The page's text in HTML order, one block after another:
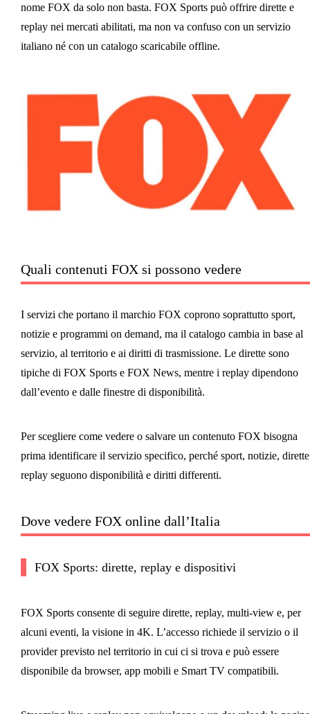
nome FOX da solo non basta. FOX Sports può offrire dirette e
replay nei mercati abilitati, ma non va confuso con un servizio
italiano né con un catalogo scaricabile offline.
Quali contenuti FOX si possono vedere
I servizi che portano il marchio FOX coprono soprattutto sport,
notizie e programmi on demand, ma il catalogo cambia in base al
servizio, al territorio e ai diritti di trasmissione. Le dirette sono
tipiche di FOX Sports e FOX News, mentre i replay dipendono
dall’evento e dalle finestre di disponibilità.
Per scegliere come vedere o salvare un contenuto FOX bisogna
prima identificare il servizio specifico, perché sport, notizie,
replay seguono disponibilità e diritti differenti.
Dove vedere FOX online dall’Italia
FOX Sports: dirette, replay e dispositivi
FOX Sports consente di seguire dirette, replay, multi-view e, per
alcuni eventi, la visione in 4K. L’accesso richiede il servizio o il
provider previsto nel territorio in cui ci si trova e può essere
disponibile da browser, app mobili e Smart TV compatibili.